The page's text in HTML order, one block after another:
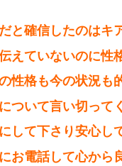
と確信したのはキ
えていないのに性
性格も今の状況も
ついて言い切って
して下さり安心し
お電話して心から